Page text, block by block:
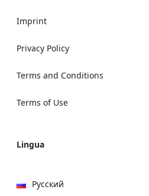
Imprint
Privacy Policy
Terms and Conditions
Terms of Use
Lingua
Русский